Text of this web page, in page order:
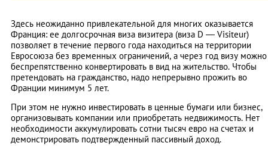
Здесь неожиданно привлекательной для многих оказывается
Франция: ее долгосрочная виза визитера (виза D — Visiteur)
позволяет в течение первого года находиться на территории
Евросоюза без временных ограничений, а через год визу можно
беспрепятственно конвертировать в вид на жительство. Чтобы
претендовать на гражданство, надо непрерывно прожить во
Франции минимум 5 лет.
При этом не нужно инвестировать в ценные бумаги или бизнес,
организовывать компании или приобретать недвижимость. Нет
необходимости аккумулировать сотни тысяч евро на счетах и
демонстрировать подтвержденный пассивный доход.